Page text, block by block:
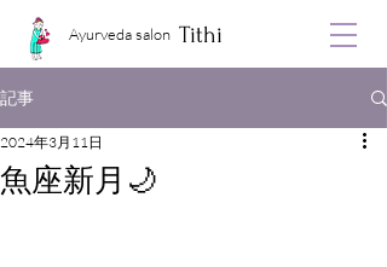
Ayurveda salon Tithi
記事
魚座新月🌙
2024年3月11日